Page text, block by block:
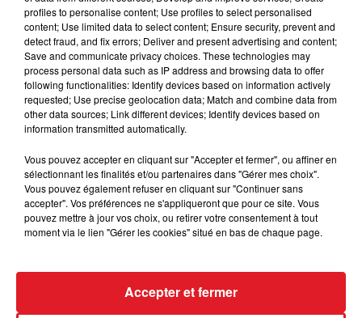
15 janvier 2019
DAVE - DU CÔTÉ DE CHEZ SWANN
profiles to personalise content; Use profiles to select personalised
content; Use limited data to select content; Ensure security, prevent and
detect fraud, and fix errors; Deliver and present advertising and content;
Save and communicate privacy choices. These technologies may
process personal data such as IP address and browsing data to offer
following functionalities: Identify devices based on information actively
requested; Use precise geolocation data; Match and combine data from
other data sources; Link different devices; Identify devices based on
information transmitted automatically.
Vous pouvez accepter en cliquant sur "Accepter et fermer", ou affiner en
sélectionnant les finalités et/ou partenaires dans "Gérer mes choix".
Vous pouvez également refuser en cliquant sur "Continuer sans
accepter". Vos préférences ne s'appliqueront que pour ce site. Vous
pouvez mettre à jour vos choix, ou retirer votre consentement à tout
moment via le lien "Gérer les cookies" situé en bas de chaque page.
Accepter et fermer